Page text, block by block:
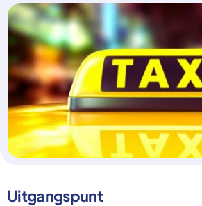
Overheid moet proactief
ondersteuning bieden bij
straffen
Schrap de opslag op de
niet kunnen betalen en bied
ondersteuning, zoals automatische
voorkomt de overheid schulden,
Deutsch
Polski
Romana
български
Українська
русский
Espanol
Francais
Uitgangspunt